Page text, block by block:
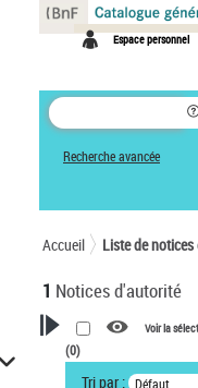
Espace personnel
Recherche avancée
Accueil Liste de notices
1 Notices d'autorité
VOTRE RECHERCHE
Voir la
(0)
Tri par : Défaut
Panneau de gestion des cookies